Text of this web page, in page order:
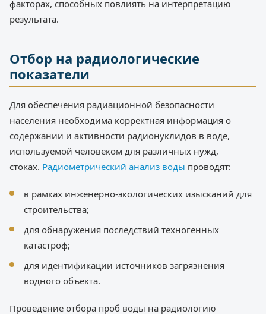
факторах, способных повлиять на интерпретацию
результата.
Отбор на радиологические
показатели
Для обеспечения радиационной безопасности
населения необходима корректная информация о
содержании и активности радионуклидов в воде,
используемой человеком для различных нужд,
стоках. Радиометрический анализ воды проводят:
в рамках инженерно-экологических изысканий для
строительства;
для обнаружения последствий техногенных
катастроф;
для идентификации источников загрязнения
водного объекта.
Проведение отбора проб воды на радиологию